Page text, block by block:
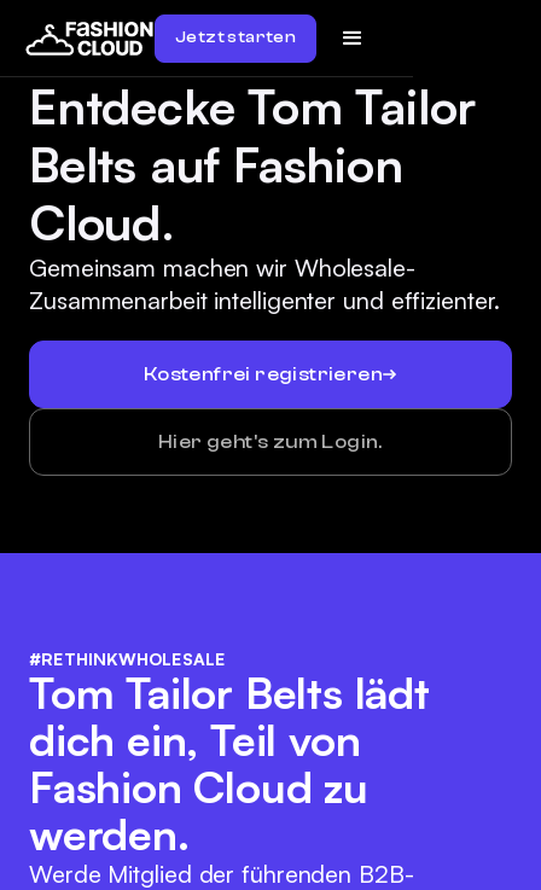
Jetzt starten
Entdecke Tom Tailor
Belts auf Fashion
Cloud.
Gemeinsam machen wir Wholesale-
Zusammenarbeit intelligenter und effizienter.
Kostenfrei registrieren
Hier geht's zum Login.
#RETHINKWHOLESALE
Tom Tailor Belts lädt
dich ein, Teil von
Fashion Cloud zu
werden.
Werde Mitglied der führenden B2B-